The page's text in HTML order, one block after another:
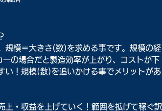
規模＝大きさ(数)を求める事です。規模の経
の場合だと製造効率が上がり、コストが下
い！規模(数)を追いかける事でメリットがあ
上・収益を上げていく！範囲を拡げて稼ぐ訳